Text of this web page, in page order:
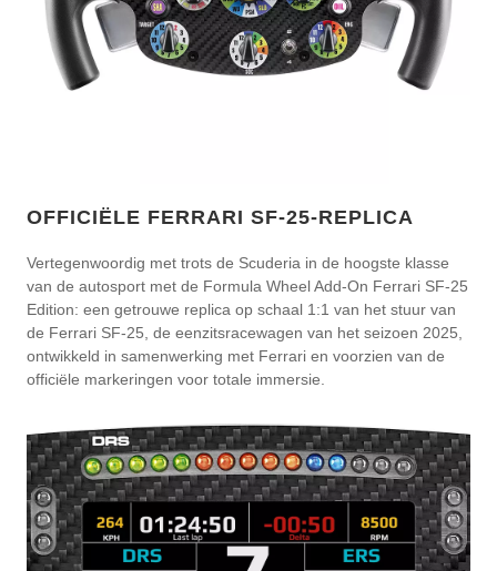
OFFICIËLE FERRARI SF-25-REPLICA
Vertegenwoordig met trots de Scuderia in de hoogste klasse
van de autosport met de Formula Wheel Add-On Ferrari SF-25
Edition: een getrouwe replica op schaal 1:1 van het stuur van
de Ferrari SF-25, de eenzitsracewagen van het seizoen 2025,
ontwikkeld in samenwerking met Ferrari en voorzien van de
officiële markeringen voor totale immersie.